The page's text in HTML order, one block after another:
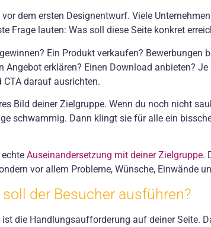
dem ersten Designentwurf. Viele
Frage lauten: Was soll diese Seite konkret
Ein Produkt verkaufen? Bewerbungen
Angebot erklären? Einen Download anbieten?
CTA darauf ausrichten.
Bild deiner Zielgruppe. Wenn du noch nicht
schwammig. Dann klingt sie für alle ein
Auseinandersetzung mit deiner Zielgruppe.
vor allem Probleme, Wünsche, Einwände
der Besucher ausführen?
ist die Handlungsaufforderung auf deiner Seite.